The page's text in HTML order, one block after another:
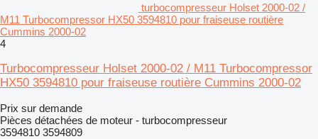
turbocompresseur Holset 2000-02 /
M11 Turbocompressor HX50 3594810 pour fraiseuse routière
Cummins 2000-02
4
Turbocompresseur Holset 2000-02 / M11 Turbocompressor
HX50 3594810 pour fraiseuse routière Cummins 2000-02
Prix sur demande
Pièces détachées de moteur - turbocompresseur
3594810 3594809